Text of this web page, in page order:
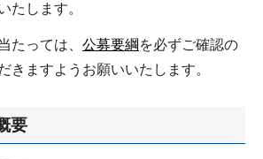
たします。
たっては、 公募要綱 を必ずご確認の
きますようお願いいたします。
要